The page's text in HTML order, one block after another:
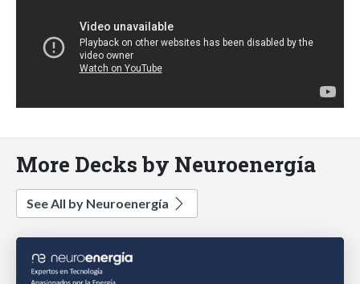
More Decks by Neuroenergía
See All by Neuroenergía